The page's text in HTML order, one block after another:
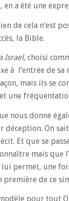
a été une
de cela n’est
la Bible.
Israel, choisi
à l’entrée de
mais ils se
une
nous donne
déception. On
Et que se
mais que
lui permet, une
de ce
pour tout